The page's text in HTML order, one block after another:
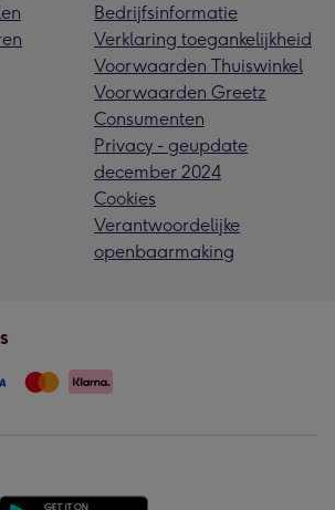
Bedrijfsinformatie
Verklaring toegankelijkheid
Voorwaarden Thuiswinkel
Voorwaarden Greetz
Consumenten
Privacy - geupdate
december 2024
Cookies
Verantwoordelijke
openbaarmaking